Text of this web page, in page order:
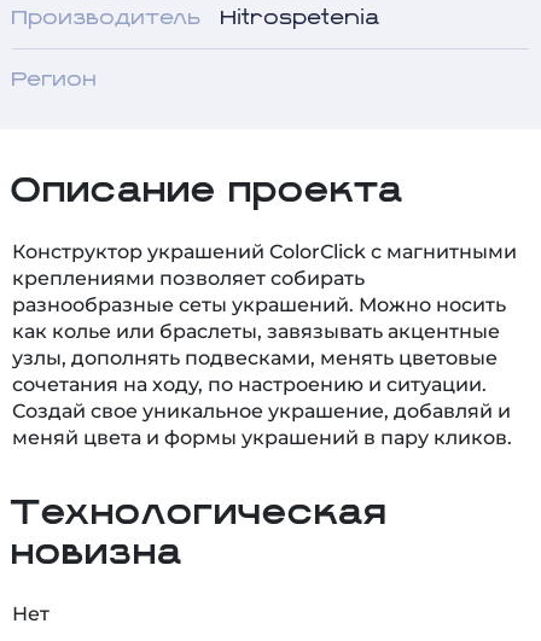
Производитель Hitrospetenia
Регион
Описание проекта
Конструктор украшений ColorClick с магнитными
креплениями позволяет собирать
разнообразные сеты украшений. Можно носить
как колье или браслеты, завязывать акцентные
узлы, дополнять подвесками, менять цветовые
сочетания на ходу, по настроению и ситуации.
Создай свое уникальное украшение, добавляй и
меняй цвета и формы украшений в пару кликов.
Технологическая
новизна
Нет